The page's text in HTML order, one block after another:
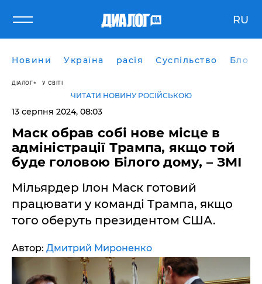
RU
Новини Україна расія Суспільство Блоги
ДІАЛОГ У СВІТІ
ЧИТАТИ НОВИНУ РОСІЙСЬКОЮ
13 серпня 2024, 08:03
Маск обрав собі нове місце в
адміністрації Трампа, якщо той
буде головою Білого дому, – ЗМІ
Мільярдер Ілон Маск готовий
працювати у команді Трампа, якщо
того оберуть президентом США.
Автор: Дмитрий Мироненко